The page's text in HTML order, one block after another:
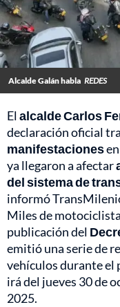
Alcalde Galán habla REDES
Elalcalde Carlos
declaración oficial
manifestaciones
ya llegaron a afectar
del sistema de
informó
Miles de
publicación del
emitió una serie de
vehículos durante el
irá del jueves 30 de
2025.